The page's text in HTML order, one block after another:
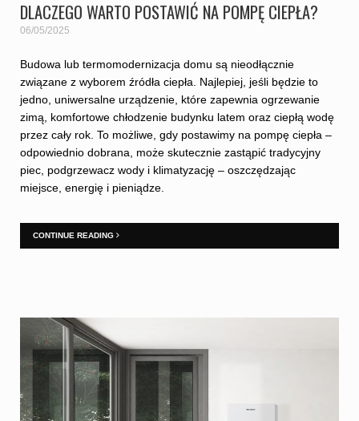
DLACZEGO WARTO POSTAWIĆ NA POMPĘ CIEPŁA?
06/05/2025
Budowa lub termomodernizacja domu są nieodłącznie
związane z wyborem źródła ciepła. Najlepiej, jeśli będzie to
jedno, uniwersalne urządzenie, które zapewnia ogrzewanie
zimą, komfortowe chłodzenie budynku latem oraz ciepłą wodę
przez cały rok. To możliwe, gdy postawimy na pompę ciepła –
odpowiednio dobrana, może skutecznie zastąpić tradycyjny
piec, podgrzewacz wody i klimatyzację – oszczędzając
miejsce, energię i pieniądze.
CONTINUE READING